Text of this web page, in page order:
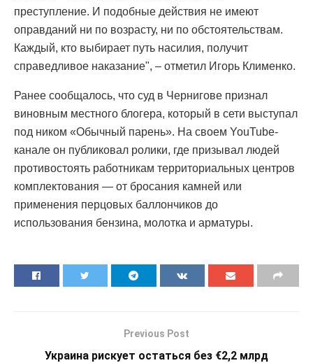
преступление. И подобные действия не имеют
оправданий ни по возрасту, ни по обстоятельствам.
Каждый, кто выбирает путь насилия, получит
справедливое наказание", – отметил Игорь Клименко.
Ранее сообщалось, что суд в Чернигове признал
виновным местного блогера, который в сети выступал
под ником «Обычный парень». На своем YouTube-
канале он публиковал ролики, где призывал людей
противостоять работникам территориальных центров
комплектования — от бросания камней или
применения перцовых баллончиков до
использования бензина, молотка и арматуры.
Previous Post
Украина рискует остаться без €2,2 млрд